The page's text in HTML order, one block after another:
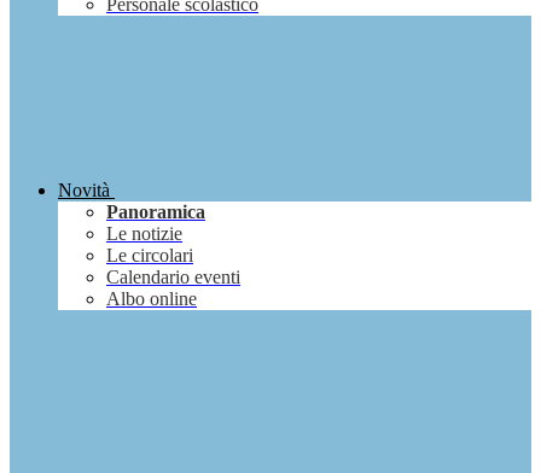
Personale scolastico
Novità
Panoramica
Le notizie
Le circolari
Calendario eventi
Albo online